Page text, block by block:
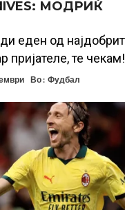
влегуваат во „војна“
евра!
да ја избере Барселона?
ударот, кој сè досега
за да го разнесам
од 200 милиони евра,
има уште засилувања!
време е Њукасл да ја
евра за да ги задоволи
на другиот крај од
Модриќ
МОДРИЌ
еден од
пријателе, те
Во : Фудбал